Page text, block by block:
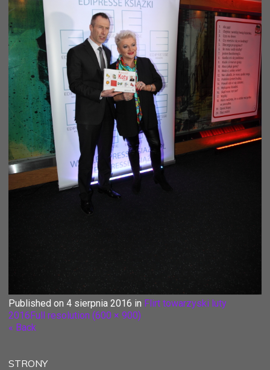
Published on 4 sierpnia 2016 in Flirt towarzyski luty
2016Full resolution (600 × 900)
« Back
STRONY